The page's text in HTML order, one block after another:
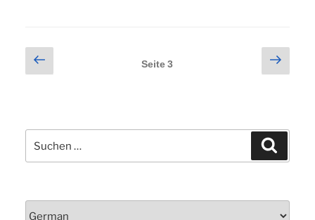
Seitennummerierung
der
Vorherige
Seite
Seite3
Seite
Suchen
nach: